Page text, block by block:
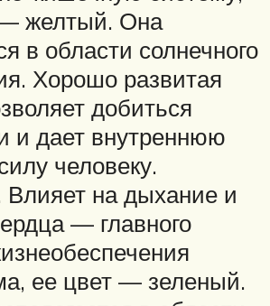
желтый. Она
в области солнечного
Хорошо развитая
добиться
и дает внутреннюю
человеку.
Влияет на дыхание и
— главного
ее цвет — зеленый.